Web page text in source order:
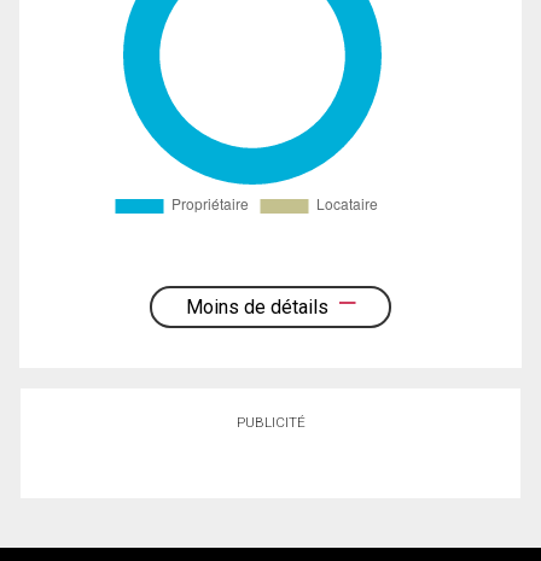
Moins de détails
PUBLICITÉ